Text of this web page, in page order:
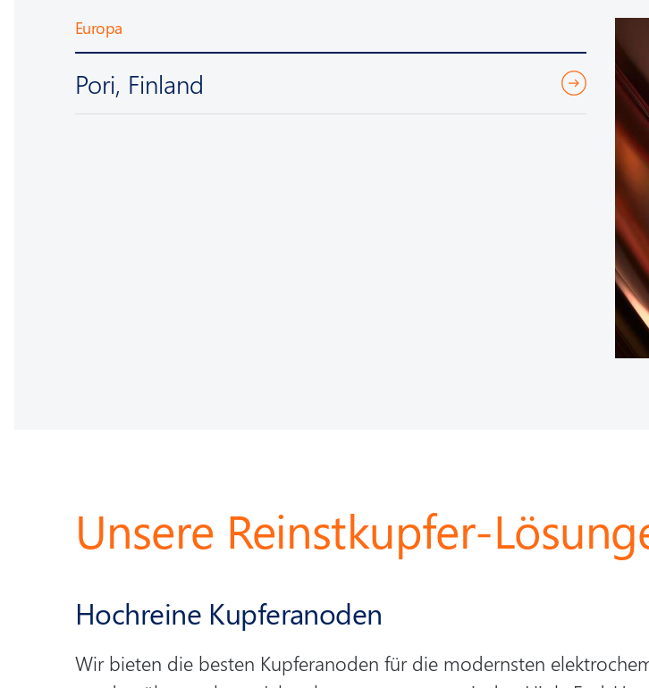
Europa
Pori, Finland
Unsere Reinstkupfer-
Hochreine Kupferanoden
Wir bieten die besten Kupferanoden für die modernsten